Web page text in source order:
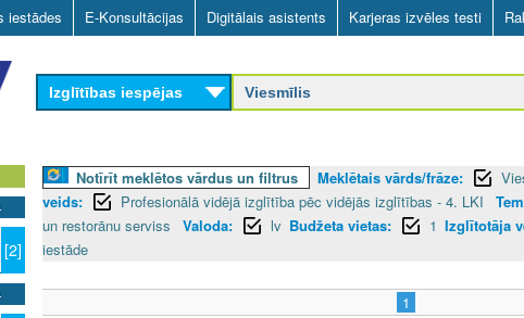
Skip
to
main
content
iestādes E-Konsultācijas Digitālais asistents Karjeras izvēles testi
Izglītības iespējas
[2]
Notīrīt meklētos vārdus un filtrus Meklētais vārds/frāze:
veids:
Profesionālā vidējā izglītība pēc vidējās izglītības - 4. LKI
un restorānu serviss
Valoda: lv Budžeta vietas: 1 Izglītotāja
iestāde
1